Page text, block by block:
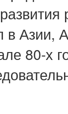
в Азии,
80-х